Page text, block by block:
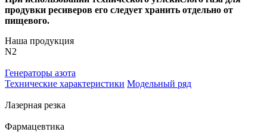
продувки ресиверов его следует хранить отдельно от
пищевого.
Наша продукция
N2
Генераторы азота
Технические характеристики Модельный ряд
Лазерная резка
Фармацевтика